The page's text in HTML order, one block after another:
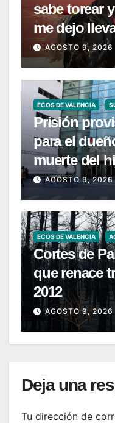
sabe torear
me dejo
AGOSTO 9, 2026
ECOS DE VALENCIA
Prisión
para el
muerte del
AGOSTO 9, 2026
ECOS DE VALENCIA
Cortes de
que renace
2012
AGOSTO 9, 2026
Deja una
Tu dirección de